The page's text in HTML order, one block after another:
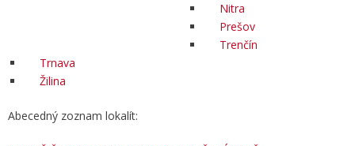
Nitra
Prešov
Trenčín
Trnava
Žilina
Abecedný zoznam lokalít: